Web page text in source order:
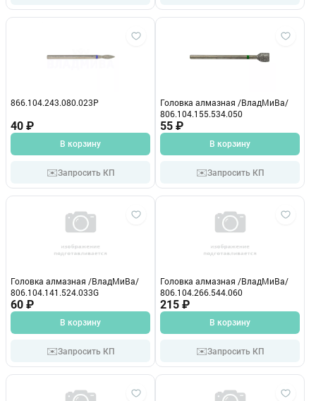
866.104.243.080.023Р
40 ₽
В корзину
✉️Запросить КП
Головка алмазная /ВладМиВа/
806.104.155.534.050
55 ₽
В корзину
✉️Запросить КП
Головка алмазная /ВладМиВа/
806.104.141.524.033G
60 ₽
В корзину
✉️Запросить КП
Головка алмазная /ВладМиВа/
806.104.266.544.060
215 ₽
В корзину
✉️Запросить КП